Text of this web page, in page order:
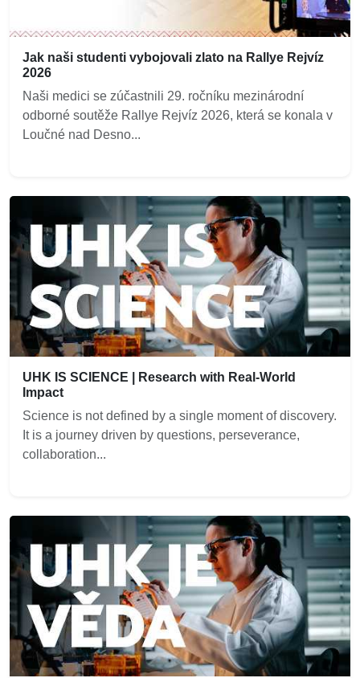
Jak naši studenti vybojovali zlato na Rallye Rejvíz
2026
Naši medici se zúčastnili 29. ročníku mezinárodní
odborné soutěže Rallye Rejvíz 2026, která se konala v
Loučné nad Desno...
UHK IS SCIENCE | Research with Real-World
Impact
Science is not defined by a single moment of discovery.
It is a journey driven by questions, perseverance,
collaboration...